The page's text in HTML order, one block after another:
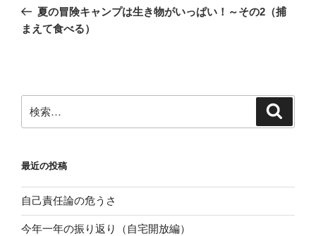
ナ
シ
ョ
の
投
夏の冒険キャンプは生き物がいっぱい！～その2（捕
まえて食べる）
索:
最近の投稿
自己責任論の危うさ
今年一年の振り返り（自宅開放編）